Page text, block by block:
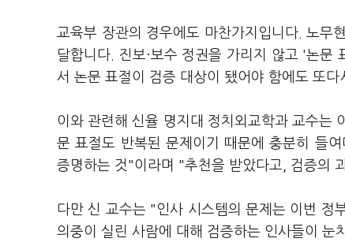
교육부 장관의 경우에도 마찬가지입니다. 노무
달합니다. 진보·보수 정권을 가리지 않고 '논문
서 논문 표절이 검증 대상이 됐어야 함에도 또다
이와 관련해 신율 명지대 정치외교학과 교수는
문 표절도 반복된 문제이기 때문에 충분히 들
증명하는 것"이라며 "추천을 받았다고, 검증의
다만 신 교수는 "인사 시스템의 문제는 이번 정
의중이 실린 사람에 대해 검증하는 인사들이 눈